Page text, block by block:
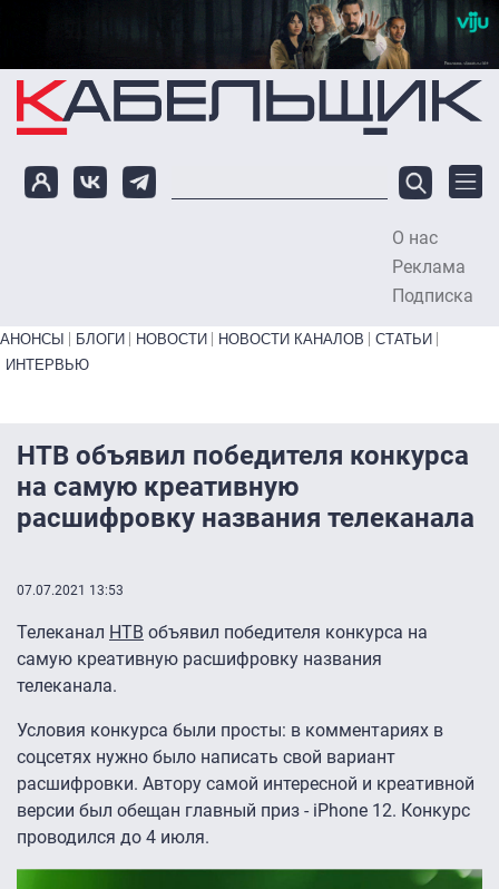
Перейти к основному содержанию
О нас
Реклама
Подписка
Primary links bottom
АНОНСЫ БЛОГИ НОВОСТИ НОВОСТИ КАНАЛОВ
СТАТЬИ
ИНТЕРВЬЮ
НТВ объявил победителя конкурса
на самую креативную
расшифровку названия телеканала
07.07.2021 13:53
Телеканал НТВ объявил победителя конкурса на
самую креативную расшифровку названия
телеканала.
Условия конкурса были просты: в комментариях в
соцсетях нужно было написать свой вариант
расшифровки. Автору самой интересной и креативной
версии был обещан главный приз - iPhone 12. Конкурс
проводился до 4 июля.